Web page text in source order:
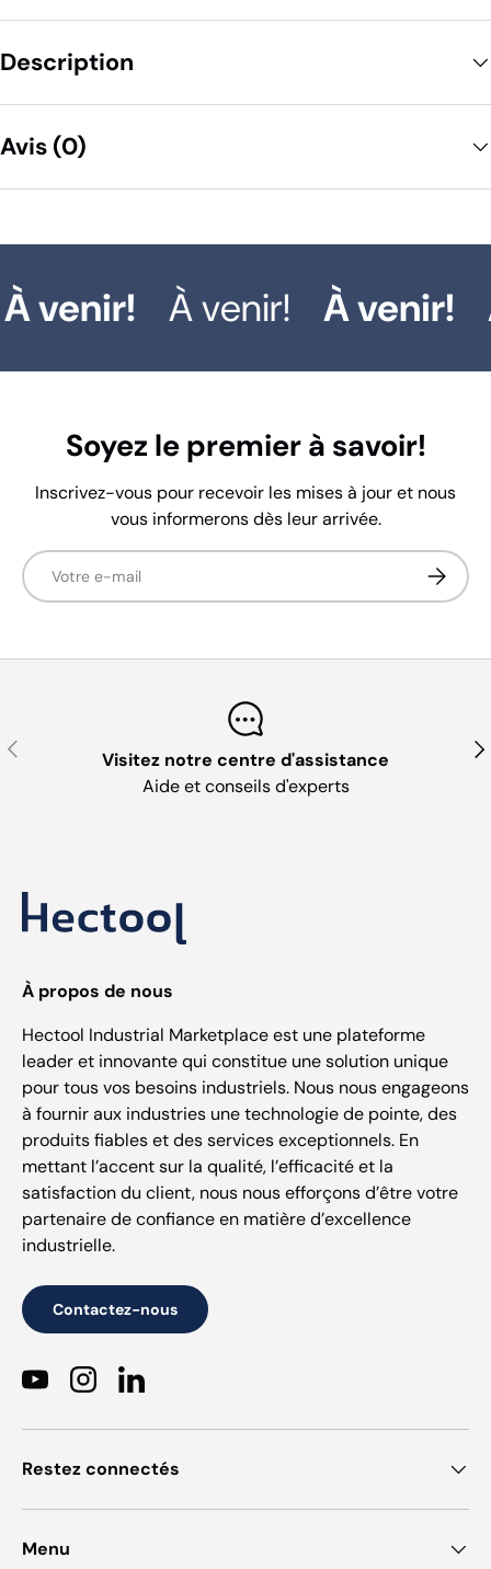
Description
Avis (0)
venir! À venir! À venir!
Soyez le premier à savoir!
Inscrivez-vous pour recevoir les mises à jour et nous
vous informerons dès leur arrivée.
E-mail
Précédent
Visitez notre centre d'assistance
Aide et conseils d'experts
À propos de nous
Hectool Industrial Marketplace est une plateforme
leader et innovante qui constitue une solution unique
pour tous vos besoins industriels. Nous nous engageons
à fournir aux industries une technologie de pointe, des
produits fiables et des services exceptionnels. En
mettant l’accent sur la qualité, l’efficacité et la
satisfaction du client, nous nous efforçons d’être votre
partenaire de confiance en matière d’excellence
industrielle.
Contactez-nous
YouTubeInstagramLinkedIn
Restez connectés
Menu